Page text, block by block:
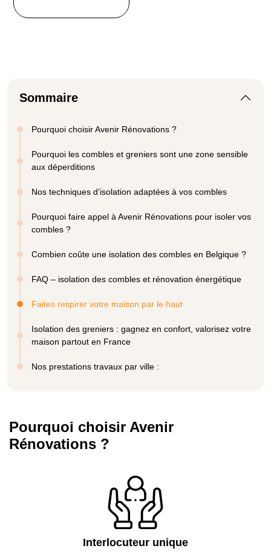
Sommaire
Pourquoi choisir Avenir Rénovations ?
Pourquoi les combles et greniers sont une zone sensible
aux déperditions
Nos techniques d’isolation adaptées à vos combles
Pourquoi faire appel à Avenir Rénovations pour isoler vos
combles ?
Combien coûte une isolation des combles en Belgique ?
FAQ – isolation des combles et rénovation énergétique
Faites respirer votre maison par le haut
Isolation des greniers : gagnez en confort, valorisez votre
maison partout en France
Nos prestations travaux par ville :
Pourquoi choisir Avenir
Rénovations ?
Interlocuteur unique